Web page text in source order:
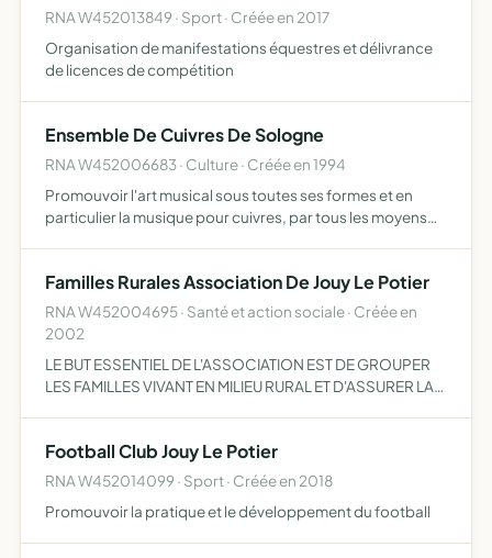
DIFFUSION DE C…
RNA W452013849 · Sport · Créée en 2017
Organisation de manifestations équestres et délivrance
de licences de compétition
Ensemble De Cuivres De Sologne
RNA W452006683 · Culture · Créée en 1994
Promouvoir l'art musical sous toutes ses formes et en
particulier la musique pour cuivres, par tous les moyens
Familles Rurales Association De Jouy Le Potier
RNA W452004695 · Santé et action sociale · Créée en
2002
LE BUT ESSENTIEL DE L'ASSOCIATION EST DE GROUPER
LES FAMILLES VIVANT EN MILIEU RURAL ET D'ASSURER LA
Football Club Jouy Le Potier
RNA W452014099 · Sport · Créée en 2018
Promouvoir la pratique et le développement du football